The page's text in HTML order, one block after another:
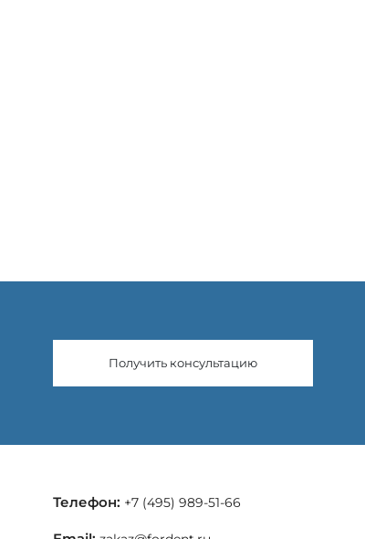
Получить консультацию
Телефон: +7 (495) 989-51-66